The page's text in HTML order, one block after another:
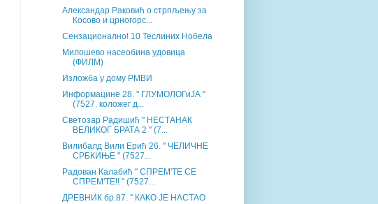
Александар Раковић о стрпљењу за
Косово и црногорс...
Сензационално! 10 Теслиних Нобела
Mилошево насеобина удовица
(ФИЛМ)
Изложба у дому РМВИ
Информацине 28. '' ГЛУМОЛОГиЈА ''
(7527. коложег д...
Светозар Радишић '' НЕСТАНАК
ВЕЛИКОГ БРАТА 2 '' (7...
Вилибалд Вили Ерић 26. '' ЧЕЛИЧНЕ
СРБКИЊЕ '' (7527...
Радован Калабић '' СПРЕМ'ТЕ СЕ
СПРЕМ'ТЕ!! '' (7527...
ДРЕВНИК бр.87. '' КАКО JE НАСТАО